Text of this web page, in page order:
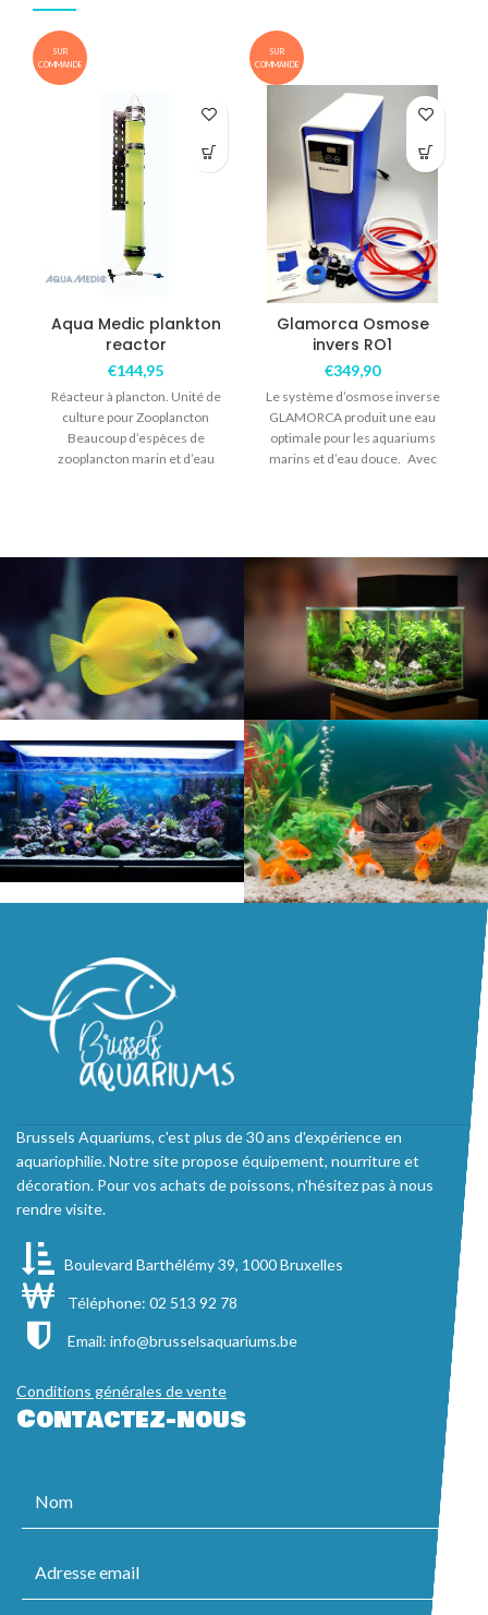
SUR
COMMANDE
Aqua Medic plankton
reactor
€144,95
Réacteur à plancton. Unité de
culture pour Zooplancton
Beaucoup d’espèces de
zooplancton marin et d’eau
SUR
COMMANDE
Glamorca Osmose
invers RO1
€349,90
Le système d’osmose inverse
GLAMORCA produit une eau
optimale pour les aquariums
marins et d’eau douce. Avec
Brussels Aquariums, c'est plus de 30 ans d'expérience en
aquariophilie. Notre site propose équipement, nourriture et
décoration. Pour vos achats de poissons, n'hésitez pas à nous
rendre visite.
Boulevard Barthélémy 39, 1000 Bruxelles
Téléphone: 02 513 92 78
Email: info@brusselsaquariums.be
Conditions générales de vente
Contactez-nous